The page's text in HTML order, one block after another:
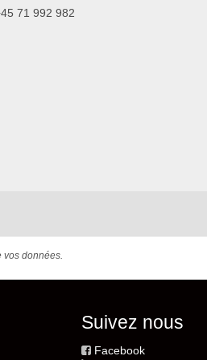
71 992 982
données.
Suivez nous
Facebook